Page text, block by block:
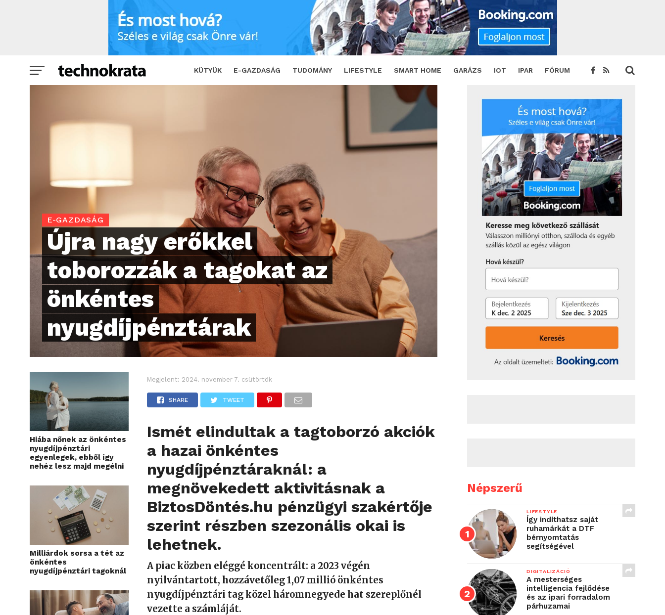
KÜTYÜK E-GAZDASÁG TUDOMÁNY LIFESTYLE SMART HOME GARÁZS IOT IPAR FÓRUM
Újra nagy erőkkel toborozzák a tagokat az önkéntes nyugdíjpénztárak SHARE TWEET
E-GAZDASÁG
Újra nagy erőkkel
toborozzák a tagokat az
önkéntes
nyugdíjpénztárak
Hiába nőnek az önkéntes
nyugdíjpénztári
egyenlegek, ebből így
nehéz lesz majd megélni
Milliárdok sorsa a tét az
önkéntes
nyugdíjpénztári tagoknál
Megjelent: 2024. november 7. csütörtök
SHARE TWEET
Ismét elindultak a tagtoborzó akciók
a hazai önkéntes
nyugdíjpénztáraknál: a
megnövekedett aktivitásnak a
BiztosDöntés.hu pénzügyi szakértője
szerint részben szezonális okai is
lehetnek.
A piac közben eléggé koncentrált: a 2023 végén
nyilvántartott, hozzávetőleg 1,07 millió önkéntes
nyugdíjpénztári tag közel háromnegyede hat szereplőnél
vezette a számláját.
Népszerű
LIFESTYLE
Így indíthatsz saját
ruhamárkát a DTF
bérnyomtatás
segítségével
DIGITALIZÁCIÓ
A mesterséges
intelligencia fejlődése
és az ipari forradalom
párhuzamai